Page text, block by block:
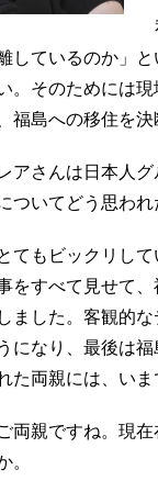
しているのか」
。そのためには
福島への移住を
さんは日本人グ
ついてどう思わ
てもビックリし
をすべて見せて
ました。客観的
になり、最後は
た両親には、い
親ですね。現在
。